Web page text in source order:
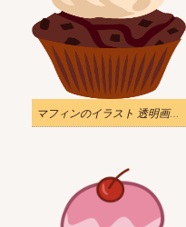
マフィンのイラスト 透明画像 2